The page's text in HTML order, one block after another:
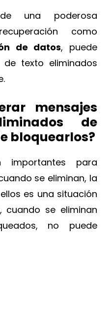
una poderosa
como
de datos, puede
de texto eliminados
mensajes
de
bloquearlos?
importantes para
se eliminan, la
es una situación
cuando se eliminan
no puede